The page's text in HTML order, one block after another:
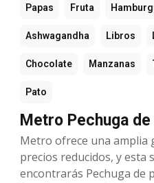
Papas Fruta
Ashwagandha Libros
Chocolate Manzanas
Pato
Metro Pechuga
Metro ofrece una amplia
precios reducidos, y esta
encontrarás Pechuga de